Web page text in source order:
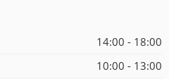
14:00 - 18:00
10:00 - 13:00